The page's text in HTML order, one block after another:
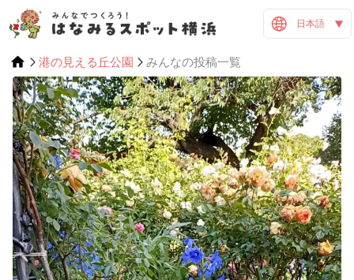
日本語
港の見える丘公園 みんなの投稿一覧